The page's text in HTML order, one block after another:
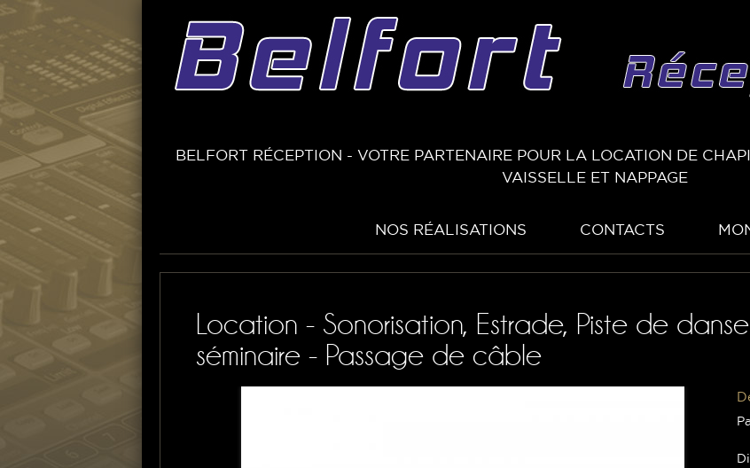
BELFORT RÉCEPTION - VOTRE PARTENAIRE POUR LA LOCATION DE
VAISSELLE ET NAPPAGE
NOS RÉALISATIONS CONTACTS
Location - Sonorisation, Estrade, Piste de
séminaire - Passage de câble